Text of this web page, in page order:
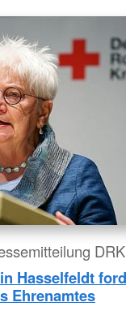
Hasselfeldt
Ehrenamtes